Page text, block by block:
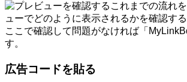
これまでの流れ
ューでどのように表示されるかを確認す
ここで確認して問題がなければ「
す。
広告コードを貼る